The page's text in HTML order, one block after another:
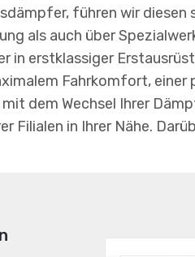
führen wir
als auch über
in erstklassiger
Fahrkomfort,
dem Wechsel Ihrer
Filialen in Ihrer Nähe.